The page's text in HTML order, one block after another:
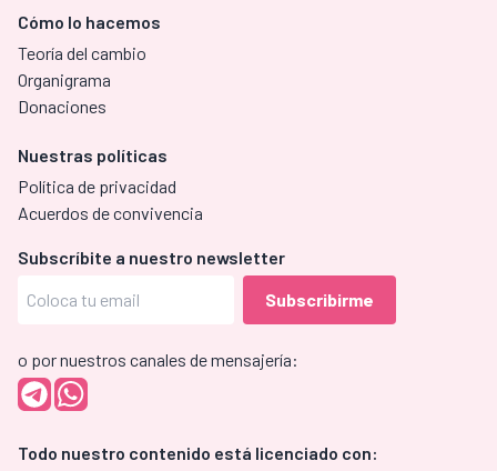
Cómo lo hacemos
Teoría del cambio
Organigrama
Donaciones
Nuestras políticas
Política de privacidad
Acuerdos de convivencia
Subscríbite a nuestro newsletter
o por nuestros canales de mensajería:
Todo nuestro contenido está licenciado con: